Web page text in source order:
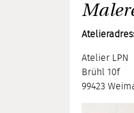
Atelier LPN
Brühl 10f
99423